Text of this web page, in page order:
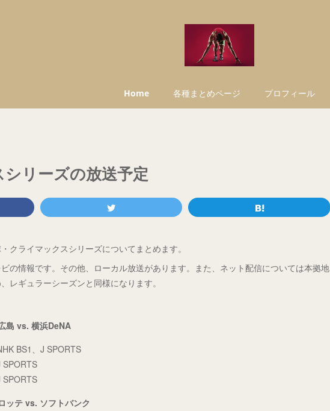
Home 各種まとめページ プロフィール
リーズの放送予定
クライマックスシリーズについてまとめます。
の情報です。その他、ローカル放送があります。また、ネット配信については本拠地
レギュラーシーズンと同様になります。
島 vs. 横浜DeNA
BS1、J SPORTS
ッテ vs. ソフトバンク